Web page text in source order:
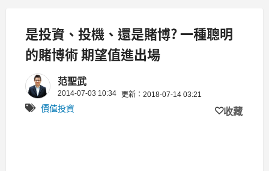
是投資、投機、還是賭博? 一種聰明
的賭博術 期望值進出場
范聖武
2014-07-03 10:34 更新：2018-07-14 03:21
價值投資 收藏